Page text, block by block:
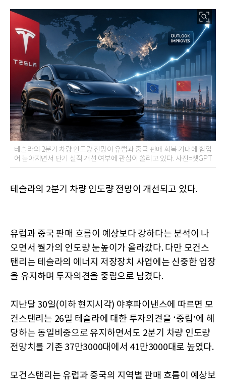
테슬라의 2분기 차량 인도량 전망이 유럽과 중국 판매 회복 기대에 힘입
어 높아지면서 단기 실적 개선 여부에 관심이 쏠리고 있다. 사진=챗GPT
테슬라의 2분기 차량 인도량 전망이 개선되고 있다.
유럽과 중국 판매 흐름이 예상보다 강하다는 분석이 나
오면서 월가의 인도량 눈높이가 올라갔다. 다만 모건스
탠리는 테슬라의 에너지 저장장치 사업에는 신중한 입장
을 유지하며 투자의견을 중립으로 남겼다.
지난달 30일(이하 현지시각) 야후파이낸스에 따르면 모
건스탠리는 26일 테슬라에 대한 투자의견을 ‘중립’에 해
당하는 동일비중으로 유지하면서도 2분기 차량 인도량
전망치를 기존 37만3000대에서 41만3000대로 높였다.
모건스탠리는 유럽과 중국의 지역별 판매 흐름이 예상보